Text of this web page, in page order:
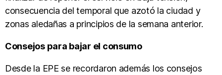
consecuencia del temporal que azotó la ciudad y
zonas aledañas a principios de la semana anterior.
Consejos para bajar el consumo
Desde la EPE se recordaron además los consejos